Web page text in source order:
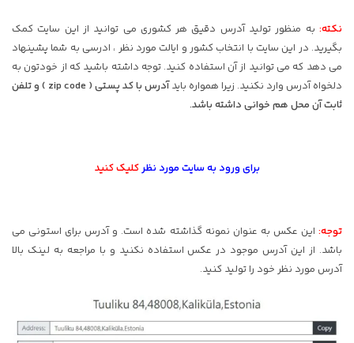
نکته: به منظور تولید آدرس دقیق هر کشوری می توانید از این سایت کمک
بگیرید. در این سایت با انتخاب کشور و ایالت مورد نظر ، ادرسی به شما پشینهاد
می دهد که می توانید از آن استفاده کنید. توجه داشته باشید که از خودتون به
دلخواه آدرس وارد نکنید. زیرا همواره باید
آدرس با کد پستی ( zip code ) و تلفن
ثابت آن محل هم خوانی داشته باشد.
برای ورود به سایت مورد نظرکلیک کنید
توجه: این عکس به عنوان نمونه گذاشته شده است. و آدرس برای استونی می
باشد. از این آدرس موجود در عکس استفاده نکنید و با مراجعه به لینک بالا
آدرس مورد نظر خود را تولید کنید.